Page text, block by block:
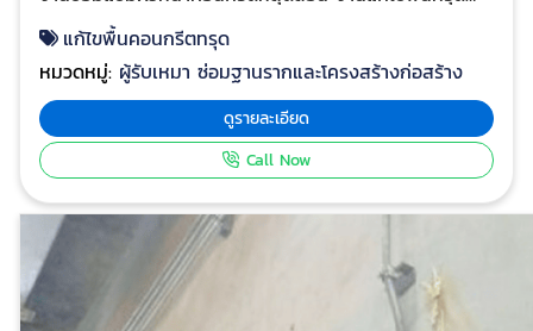
และชั้นดินหลวม ด้วยการเกร้าท์คอนกรีตความหนืดสูง โกดัง
สินค้าจังหวัดชลบุรี พร้อมแก้ไขพื้นทรุดโรงงานชลบรี
บริการแก้ไขปัญหาพื้นทรุด, ส่วนต่อเติมอาคารทรุด, ซ่อม
คอนกรีต, ปรับปรุงสภาพดิน บริษัท J.A.T. GROUND
EXPERTเป็นบริษัทที่ดำเนินธุรกิจเกี่ยวกับการปรับปรุงสภาพ
ดิน (Soil Improvement), แก้ไขปัญหาการทรุดตัวของ
หาย(Concrete Repair) และยังเป็นผู้เชี่ยวชาญในงานเกร้า
ท์ติ้ง( grouting ) วัสดุประเภทต่างๆ อาทิเช่น ซีเมนค์มวล
เบา (cellular light weight cement), คอนกรีต และ โพลี
ยูรีเทน(Polyurethen) ที่ใช้ในงานยกปรับระดับพื้นคอนกรีต
แก้ไขพื้นคอนกรีตทรุด
หมวดหมู่: ผู้รับเหมา ซ่อมฐานรากและโครงสร้างก่อสร้าง
ดูรายละเอียด
Call Now